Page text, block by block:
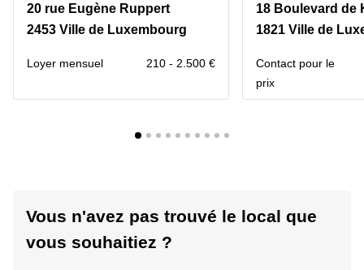
20 rue Eugène Ruppert
2453 Ville de Luxembourg
Loyer mensuel 210 - 2.500 €
1821 Ville de
Contact pour le
prix
Vous n'avez pas trouvé le local que
vous souhaitiez ?